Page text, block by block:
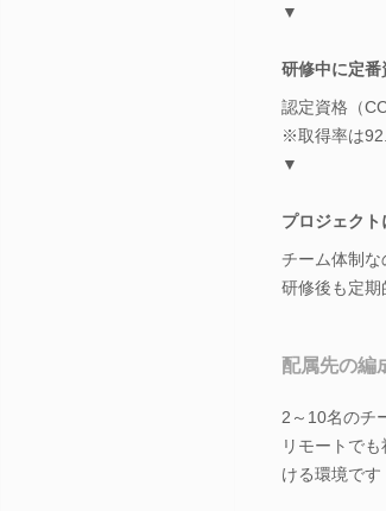
▼
研修中に定番
認定資格（
※取得率は
▼
プロジェクト
チーム体制な
研修後も定期
配属先の編
2～10名のチ
リモートで
ける環境です